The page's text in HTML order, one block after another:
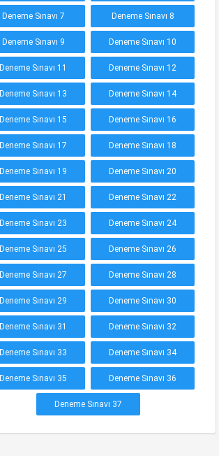
Deneme Sınavı 7 Deneme Sınavı 8
Deneme Sınavı 9 Deneme Sınavı 10
Deneme Sınavı 11 Deneme Sınavı 12
Deneme Sınavı 13 Deneme Sınavı 14
Deneme Sınavı 15 Deneme Sınavı 16
Deneme Sınavı 17 Deneme Sınavı 18
Deneme Sınavı 19 Deneme Sınavı 20
Deneme Sınavı 21 Deneme Sınavı 22
Deneme Sınavı 23 Deneme Sınavı 24
Deneme Sınavı 25 Deneme Sınavı 26
Deneme Sınavı 27 Deneme Sınavı 28
Deneme Sınavı 29 Deneme Sınavı 30
Deneme Sınavı 31 Deneme Sınavı 32
Deneme Sınavı 33 Deneme Sınavı 34
Deneme Sınavı 35 Deneme Sınavı 36
Deneme Sınavı 37